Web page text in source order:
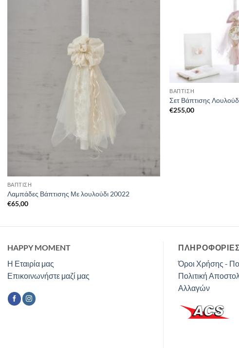
ΒΑΠΤΙΣΗ
Λαμπάδες Βάπτισης Με λουλούδι 20022
€65,00
ΒΑΠΤΙΣΗ
Σετ Βάπτισης
€255,00
HAPPY MOMENT
Η Εταιρία μας
Επικοινωνήστε μαζί μας
ΠΛΗΡΟΦΟΡΙΕΣ
Όροι Χρήσης -
Πολιτική
Αλλαγών